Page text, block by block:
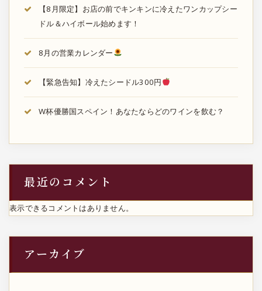
【8月限定】お店の前でキンキンに冷えたワンカップシー
ドル＆ハイボール始めます！
8月の営業カレンダー
【緊急告知】冷えたシードル300円
W杯優勝国スペイン！あなたならどのワインを飲む？
最近のコメント
表示できるコメントはありません。
アーカイブ